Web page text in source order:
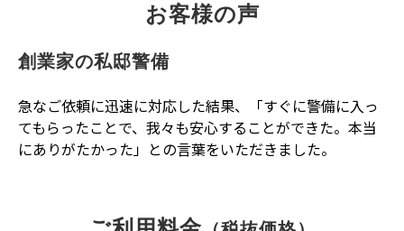
お客様の声
創業家の私邸警備
急なご依頼に迅速に対応した結果、「すぐに警備に入っ
てもらったことで、我々も安心することができた。本当
にありがたかった」との言葉をいただきました。